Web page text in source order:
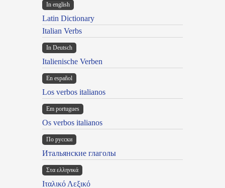
In english
Latin Dictionary
Italian Verbs
In Deutsch
Italienische Verben
En español
Los verbos italianos
Em portugues
Os verbos italianos
По русски
Итальянские глаголы
Στα ελληνικά
Ιταλικό Λεξικό